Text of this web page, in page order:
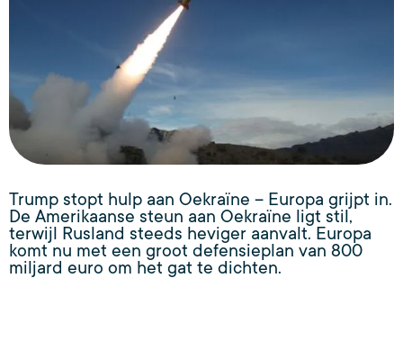
Trump stopt hulp aan Oekraïne – Europa grijpt in.
De Amerikaanse steun aan Oekraïne ligt stil,
terwijl Rusland steeds heviger aanvalt. Europa
komt nu met een groot defensieplan van 800
miljard euro om het gat te dichten.